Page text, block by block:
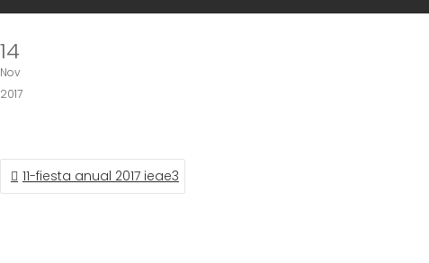
14
Nov
2017
NAVEGACIÓN
DE
11-fiesta anual 2017 ieae3